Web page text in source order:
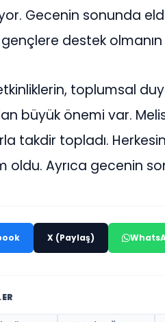
Gecenin sonunda
destek olmanın
toplumsal
büyük önemi var.
takdir topladı.
oldu. Ayrıca gecenin
X (Paylaş)